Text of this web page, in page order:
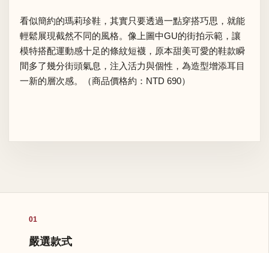
看似簡約的瑪莉珍鞋，其實只要透過一點穿搭巧思，就能
輕鬆展現截然不同的風格。像上圖中GU的街拍示範，讓
模特搭配運動感十足的條紋短襪，原本甜美可愛的鞋款瞬
間多了幾分街頭氣息，注入活力與個性，為造型增添耳目
一新的層次感。（商品價格約：NTD 690）
01
嚴選款式